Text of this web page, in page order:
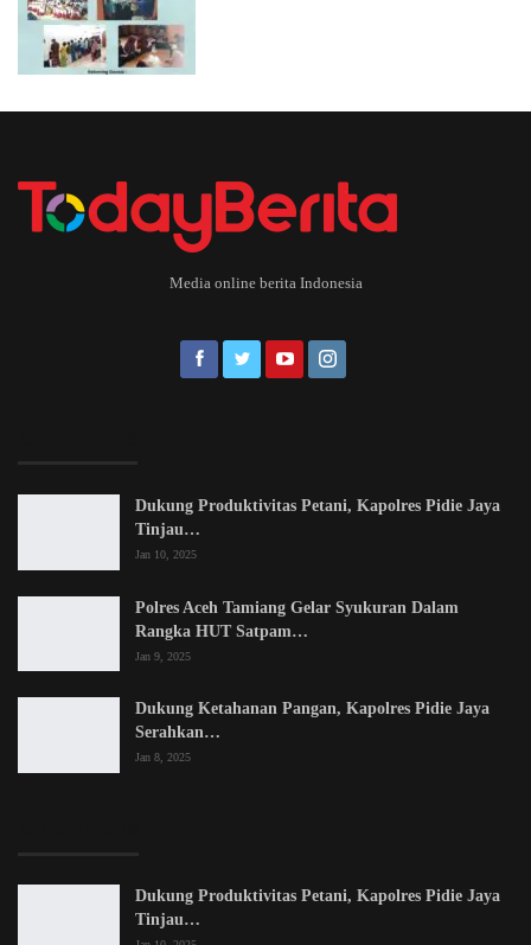
Media online berita Indonesia
Dukung Produktivitas Petani, Kapolres Pidie Jaya
Tinjau…
Jan 10, 2025
Polres Aceh Tamiang Gelar Syukuran Dalam
Rangka HUT Satpam…
Jan 9, 2025
Dukung Ketahanan Pangan, Kapolres Pidie Jaya
Serahkan…
Jan 8, 2025
Dukung Produktivitas Petani, Kapolres Pidie Jaya
Tinjau…